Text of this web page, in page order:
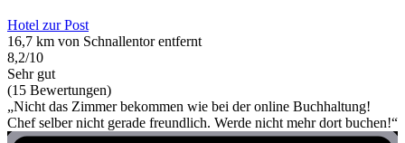
Hotel zur Post
16,7 km von Schnallentor entfernt
8,2/10
Sehr gut
(15 Bewertungen)
„Nicht das Zimmer bekommen wie bei der online Buchhaltung!
Chef selber nicht gerade freundlich. Werde nicht mehr dort buchen!“